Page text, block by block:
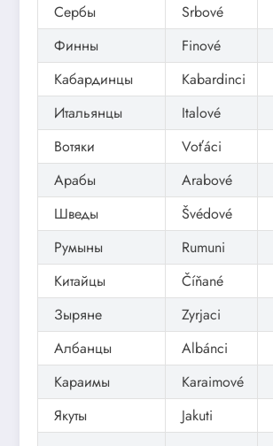
Сербы
Srbové
Финны
Finové
Кабардинцы
Kabardinci
Итальянцы
Italové
Вотяки
Voťáci
Арабы
Arabové
Шведы
Švédové
Румыны
Rumuni
Китайцы
Číňané
Зыряне
Zyrjaci
Албанцы
Albánci
Караимы
Karaimové
Якуты
Jakuti